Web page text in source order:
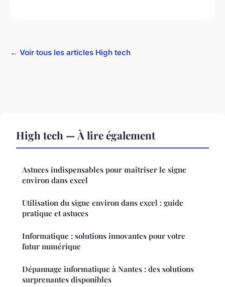
← Voir tous les articles High tech
High tech — À lire également
Astuces indispensables pour maîtriser le signe
environ dans excel
Utilisation du signe environ dans excel : guide
pratique et astuces
Informatique : solutions innovantes pour votre
futur numérique
Dépannage informatique à Nantes : des solutions
surprenantes disponibles